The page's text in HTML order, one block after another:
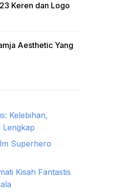
Keren dan Logo
Aesthetic Yang
Kelebihan,
Lengkap
Superhero
Kisah Fantastis